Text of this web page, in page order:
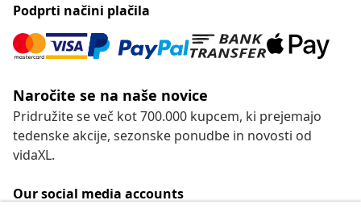
Podprti načini plačila
Naročite se na naše novice
Pridružite se več kot 700.000 kupcem, ki prejemajo
tedenske akcije, sezonske ponudbe in novosti od
vidaXL.
Our social media accounts